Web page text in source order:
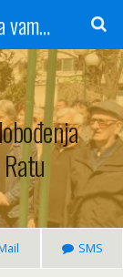
Radio Gradačac - 56 godina sa vama...
SMS